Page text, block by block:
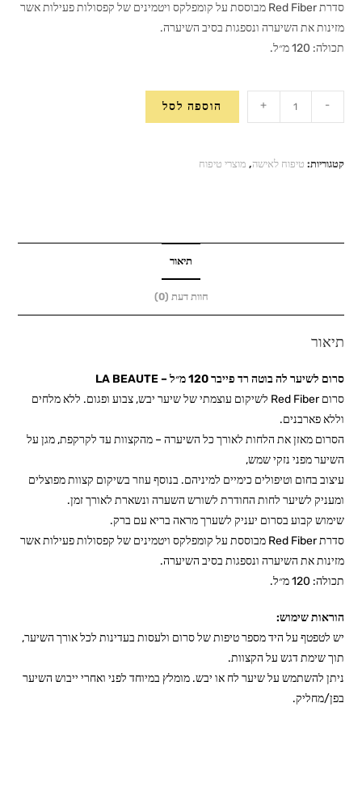
סדרת Red Fiber מבוססת על קומפלקס ויטמינים של קפסולות פעילות אשר
מזינות את השיערה ונספגות בסיב השיערה.
תכולה: 120 מ״ל.
של
לשיער
פייבר
BEAUTE
-
+ הוספה לסל
קטגוריות: טיפוח לאישה, מוצרי טיפוח
תיאור
חוות דעת (0)
תיאור
סרום לשיער לה בוטה רד פייבר 120 מ״ל – LA BEAUTE
סרום Red Fiber לשיקום עוצמתי של שיער יבש, צבוע ופגום.
ללא מלחים
וללא פארבנים.
הסרום מאזן את הלחות לאורך כל השיערה – מהקצוות עד לקרקפת, מגן על
השיער מפני נזקי שמש,
עיצוב בחום וטיפולים כימיים למיניהם. בנוסף עוזר בשיקום קצוות מפוצלים
ומעניק לשיער לחות החודרת לשורש השערה ונשארת לאורך זמן.
שימוש קבוע בסרום יעניק לשערך מראה בריא עם ברק.
סדרת Red Fiber מבוססת על קומפלקס ויטמינים של קפסולות פעילות אשר
מזינות את השיערה ונספגות בסיב השיערה.
תכולה: 120 מ״ל.
הוראות שימוש:
יש לטפטף על היד מספר טיפות של סרום ולעסות בעדינות לכל אורך השיער,
תוך שימת דגש על הקצוות.
ניתן להשתמש על שיער לח או יבש. מומלץ במיוחד לפני ואחרי ייבוש השיער
בפן/מחליק.